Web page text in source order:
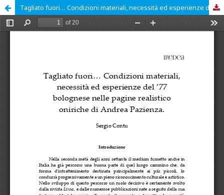
Tagliato fuori… Condizioni materiali, necessità ed esperienze del ’77 bolognese nelle pagine realistico oniriche di Andrea Pazienza